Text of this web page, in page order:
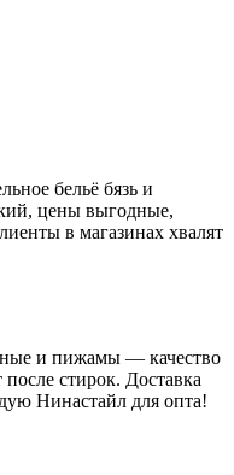
бельё бязь и
цены выгодные,
в магазинах хвалят
и пижамы — качество
стирок. Доставка
Нинастайл для опта!